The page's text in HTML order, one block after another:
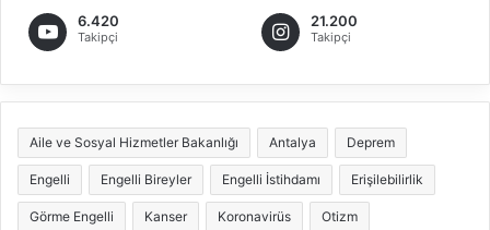
6.420
Takipçi
21.200
Takipçi
Aile ve Sosyal Hizmetler Bakanlığı Antalya Deprem
Engelli Engelli Bireyler Engelli İstihdamı Erişilebilirlik
Görme Engelli Kanser Koronavirüs Otizm